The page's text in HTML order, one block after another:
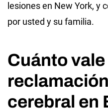
lesiones en New York, y
por usted y su familia.
Cuánto
cerebral en